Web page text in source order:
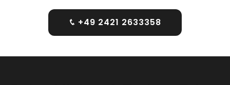
+49 2421 2633358